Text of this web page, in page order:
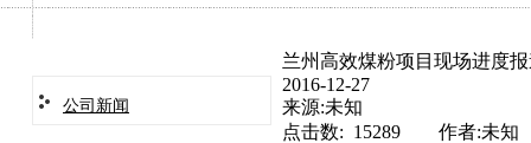
公司新闻
兰州高效煤粉项目现场进度
2016-12-27
来源:未知
点击数: 15289 作者:未知